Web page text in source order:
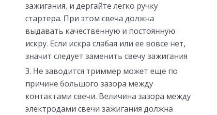
зажигания, и дергайте легко ручку
стартера. При этом свеча должна
выдавать качественную и постоянную
искру. Если искра слабая или ее вовсе нет,
значит следует заменить свечу зажигания
Не заводится триммер может еще по
причине большого зазора между
контактами свечи. Величина зазора между
электродами свечи зажигания должна